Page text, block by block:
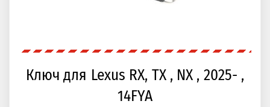
Ключ для Lexus RX, TX , NX , 2025- ,
14FYA